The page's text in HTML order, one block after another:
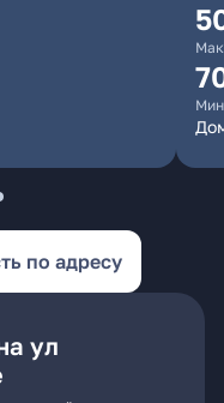
по адресу
ул